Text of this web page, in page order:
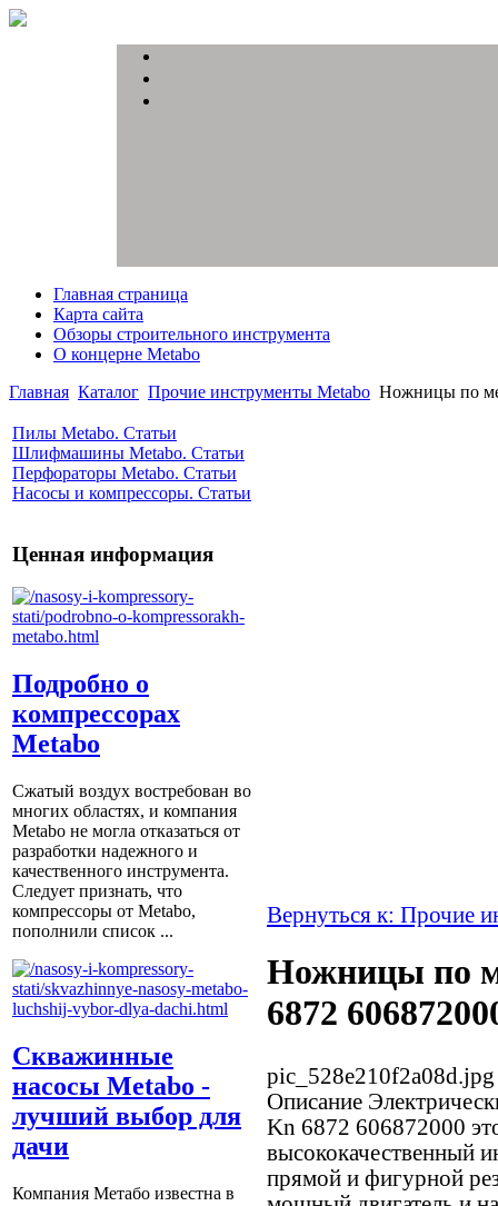
Главная страница
Карта сайта
Обзоры строительного инструмента
О концерне Metabo
Главная Каталог Прочие инструменты Metabo Ножницы по
Пилы Metabo. Статьи
Шлифмашины Metabo. Статьи
Перфораторы Metabo. Статьи
Насосы и компрессоры. Статьи
Ценная информация
Подробно о
компрессорах
Metabo
Сжатый воздух востребован во
многих областях, и компания
Metabo не могла отказаться от
разработки надежного и
качественного инструмента.
Следует признать, что
компрессоры от Metabо,
пополнили список ...
Скважинные
насосы Metabo -
лучший выбор для
дачи
Компания Метабо известна в
Вернуться к: Прочие
Ножницы по
6872
pic_528e210f2a08d.jpg
Описание
Kn 6872 606872000
высококачественный
прямой и фигурной